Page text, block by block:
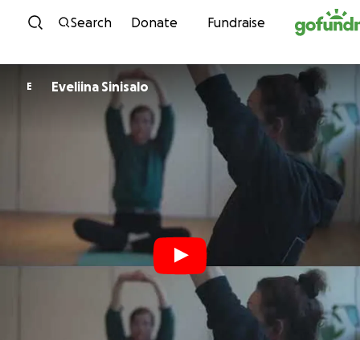
Skip to content
Search Donate Fundraise
E Eveliina Sinisalo